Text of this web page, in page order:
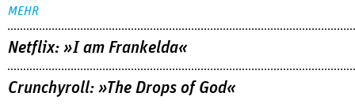
MEHR
Netflix: »I am Frankelda«
Crunchyroll: »The Drops of God«